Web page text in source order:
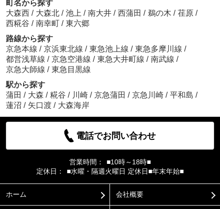
町名から探す
大森西 / 大森北 / 池上 / 南大井 / 西蒲田 / 鵜の木 / 荏原 /
西糀谷 / 南幸町 / 東六郷
路線から探す
京急本線 / 京浜東北線 / 東急池上線 / 東急多摩川線 /
都営浅草線 / 京急空港線 / 東急大井町線 / 南武線 /
京急大師線 / 東急目黒線
駅から探す
蒲田 / 大森 / 糀谷 / 川崎 / 京急蒲田 / 京急川崎 / 平和島 /
蓮沼 / 矢口渡 / 大森海岸
電話でお問い合わせ
営業時間：
■10時～18時■
定休日：
■水曜・隔週火曜日 定休日■年末年始■
ホーム 会社概要